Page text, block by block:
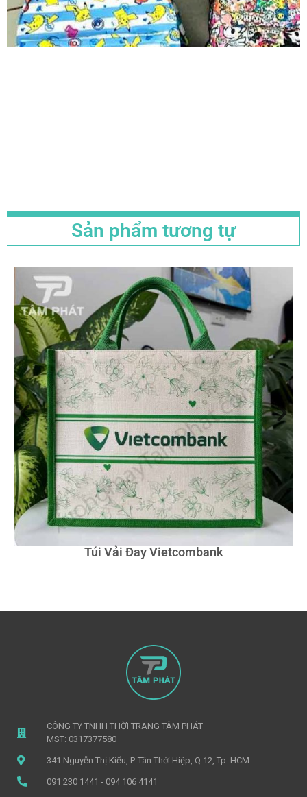
Sản phẩm tương tự
Túi Vải Đay Vietcombank
CÔNG TY TNHH THỜI TRANG TÂM PHÁT
MST: 0317377580
341 Nguyễn Thị Kiểu, P. Tân Thới Hiệp, Q.12, Tp. HCM
091 230 1441 - 094 106 4141